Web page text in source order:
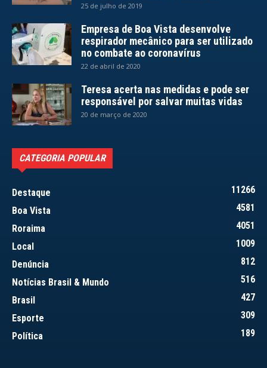
25 de julho de 2019
Empresa de Boa Vista desenvolve
respirador mecânico para ser utilizado
no combate ao coronavírus
22 de abril de 2020
Teresa acerta nas medidas e pode ser
responsável por salvar muitas vidas
20 de março de 2020
CATEGORIA POPULAR
Destaque
11266
Boa Vista
4581
Roraima
4051
Local
1009
Denúncia
812
Notícias Brasil & Mundo
516
Brasil
427
Esporte
309
Política
189